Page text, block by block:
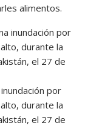
alimentos.
por
durante la
el 27 de